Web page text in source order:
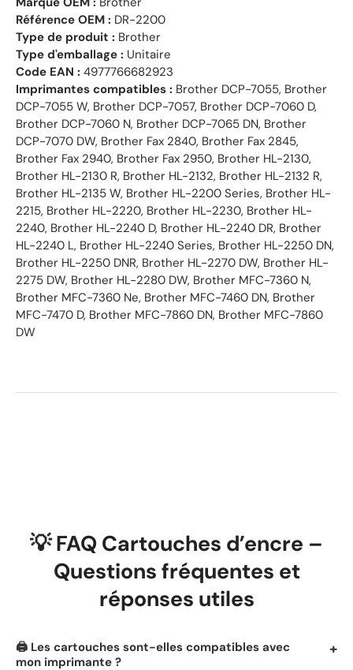
Référence OEM : DR-2200
Type de produit : Brother
Type d'emballage : Unitaire
Code EAN : 4977766682923
Imprimantes compatibles : Brother DCP-7055, Brother
DCP-7055 W, Brother DCP-7057, Brother DCP-7060 D,
Brother DCP-7060 N, Brother DCP-7065 DN, Brother
DCP-7070 DW, Brother Fax 2840, Brother Fax 2845,
Brother Fax 2940, Brother Fax 2950, Brother HL-2130,
Brother HL-2130 R, Brother HL-2132, Brother HL-2132 R,
Brother HL-2135 W, Brother HL-2200 Series, Brother HL-
2215, Brother HL-2220, Brother HL-2230, Brother HL-
2240, Brother HL-2240 D, Brother HL-2240 DR, Brother
HL-2240 L, Brother HL-2240 Series, Brother HL-2250 DN,
Brother HL-2250 DNR, Brother HL-2270 DW, Brother HL-
2275 DW, Brother HL-2280 DW, Brother MFC-7360 N,
Brother MFC-7360 Ne, Brother MFC-7460 DN, Brother
MFC-7470 D, Brother MFC-7860 DN, Brother MFC-7860
DW
💡 FAQ Cartouches d’encre –
Questions fréquentes et
réponses utiles
🖨️ Les cartouches sont-elles compatibles avec
mon imprimante ?